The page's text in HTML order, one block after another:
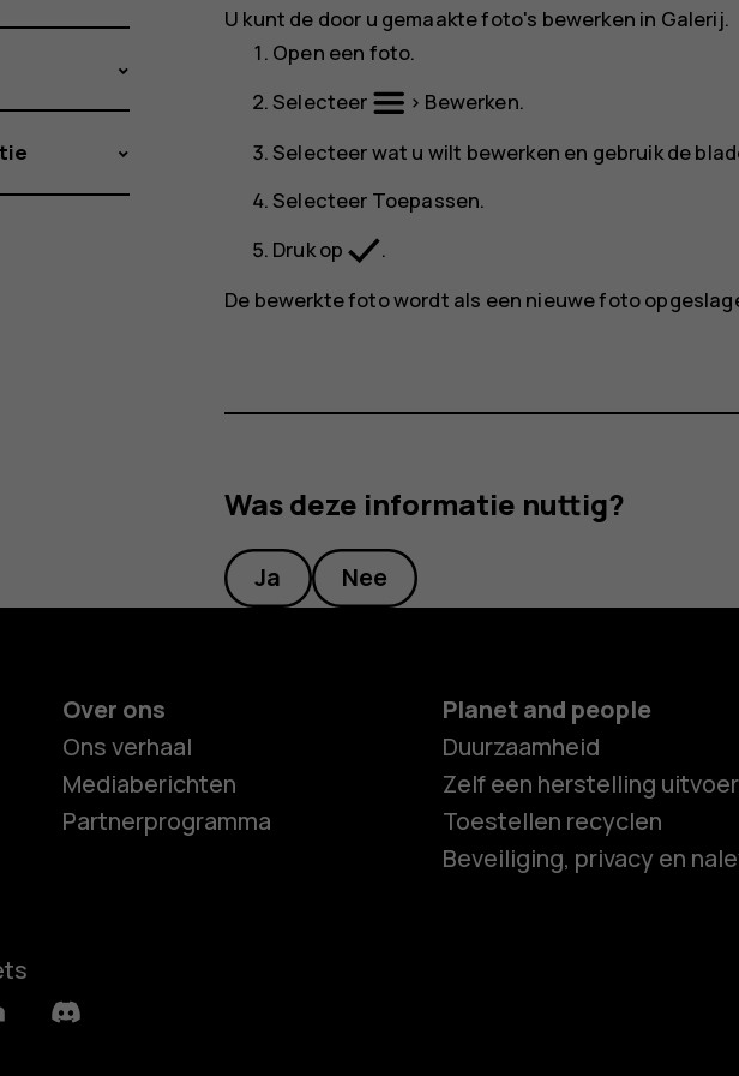
U kunt de door u gemaakte foto's bewerken in Galerij.
Open een foto.
Selecteer
> Bewerken.
Selecteer wat u wilt bewerken en gebruik de
Selecteer Toepassen.
Druk op
.
De bewerkte foto wordt als een nieuwe foto
Was deze informatie nuttig?
Ja Nee
Over ons
Ons verhaal
Mediaberichten
Partnerprogramma
Planet and people
Duurzaamheid
Zelf een herstelling
Toestellen recyclen
Beveiliging, privacy en
Discord